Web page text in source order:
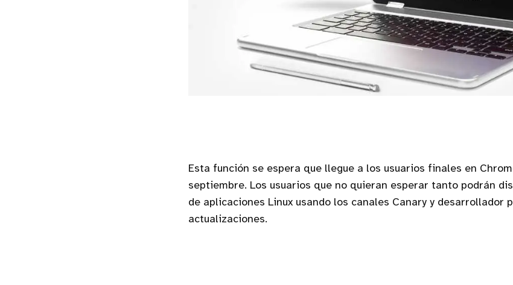
Esta función se espera que llegue a los usuarios finales en
septiembre. Los usuarios que no quieran esperar tanto podrán
de aplicaciones Linux usando los canales Canary y desarrollador
actualizaciones.